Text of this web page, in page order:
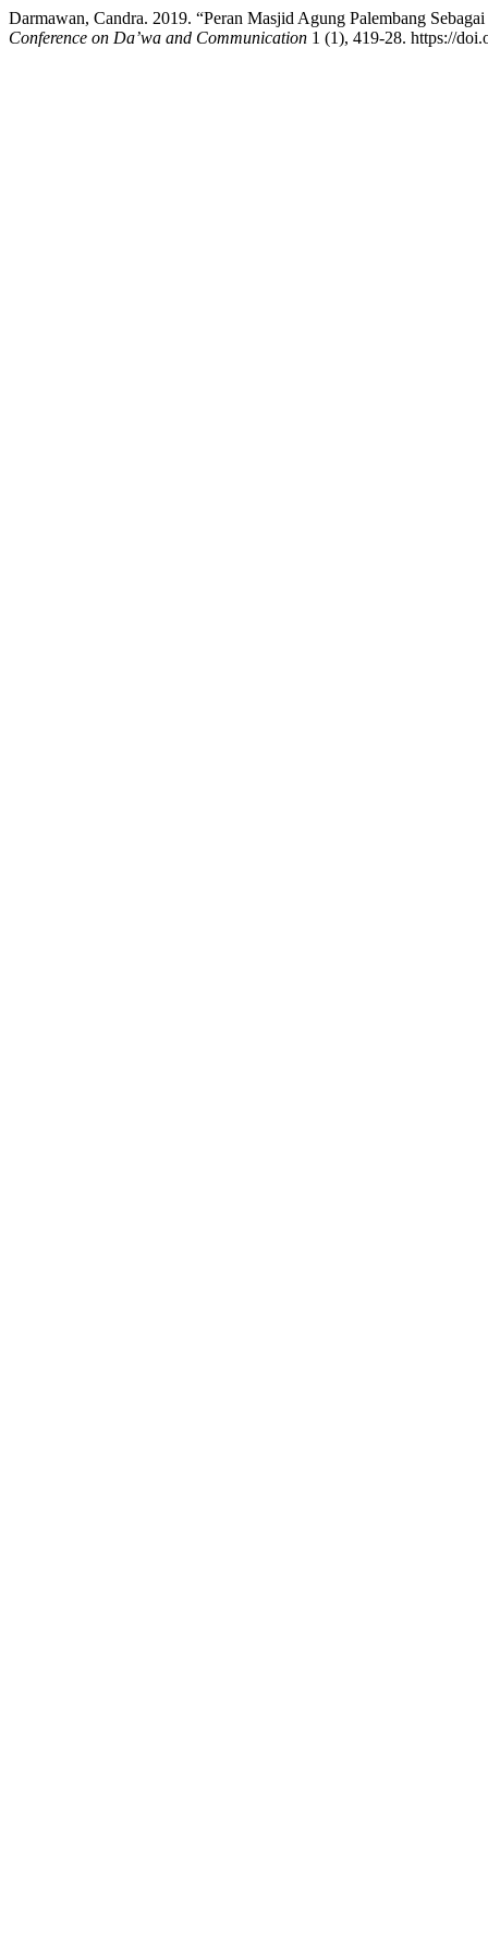
Darmawan, Candra. 2019. “Peran Masjid Agung Palembang
Conference on Da’wa and Communication 1 (1), 419-28. https://